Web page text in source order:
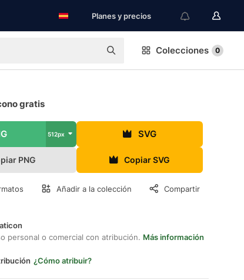
Planes y precios
Colecciones 0
gratis
512px SVG
PNG Copiar SVG
Añadir a la colección Compartir
personal o comercial con atribución. Más información
¿Cómo atribuir?